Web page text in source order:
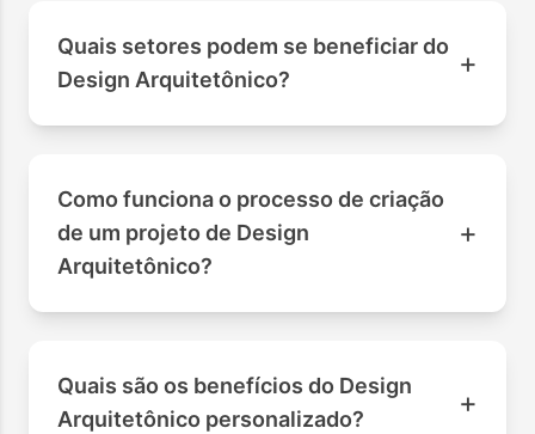
Quais setores podem se beneficiar do
Design Arquitetônico?
+
Como funciona o processo de criação
de um projeto de Design
Arquitetônico?
+
Quais são os benefícios do Design
Arquitetônico personalizado?
+